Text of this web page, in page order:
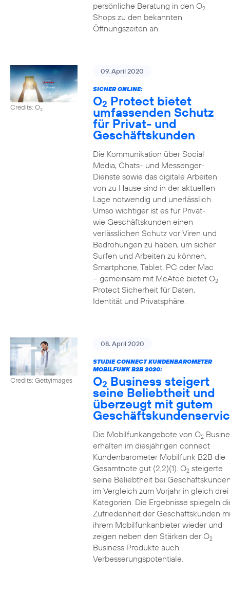
persönliche Beratung in den O2
Shops zu den bekannten
Öffnungszeiten an.
Credits: O2
09. April 2020
SICHER ONLINE:
O2 Protect bietet
umfassenden Schutz
für Privat- und
Geschäftskunden
Die Kommunikation über Social
Media, Chats- und Messenger-
Dienste sowie das digitale Arbeiten
von zu Hause sind in der aktuellen
Lage notwendig und unerlässlich.
Umso wichtiger ist es für Privat-
wie Geschäftskunden einen
verlässlichen Schutz vor Viren und
Bedrohungen zu haben, um sicher
Surfen und Arbeiten zu können.
Smartphone, Tablet, PC oder Mac
– gemeinsam mit McAfee bietet O2
Protect Sicherheit für Daten,
Identität und Privatsphäre.
Credits: Gettyimages
08. April 2020
STUDIE CONNECT KUNDENBAROMETER
MOBILFUNK B2B 2020:
O2 Business steigert
seine Beliebtheit und
überzeugt mit gutem
Die Mobilfunkangebote von O2
erhalten im diesjährigen connect
Kundenbarometer Mobilfunk B2B die
Gesamtnote gut (2,2)(1). O2steigerte
seine Beliebtheit bei
im Vergleich zum Vorjahr in gleich drei
Kategorien. Die Ergebnisse spiegeln
Zufriedenheit der Geschäftskunden
ihrem Mobilfunkanbieter wieder und
zeigen neben den Stärken der O2
Business Produkte auch
Verbesserungspotentiale.